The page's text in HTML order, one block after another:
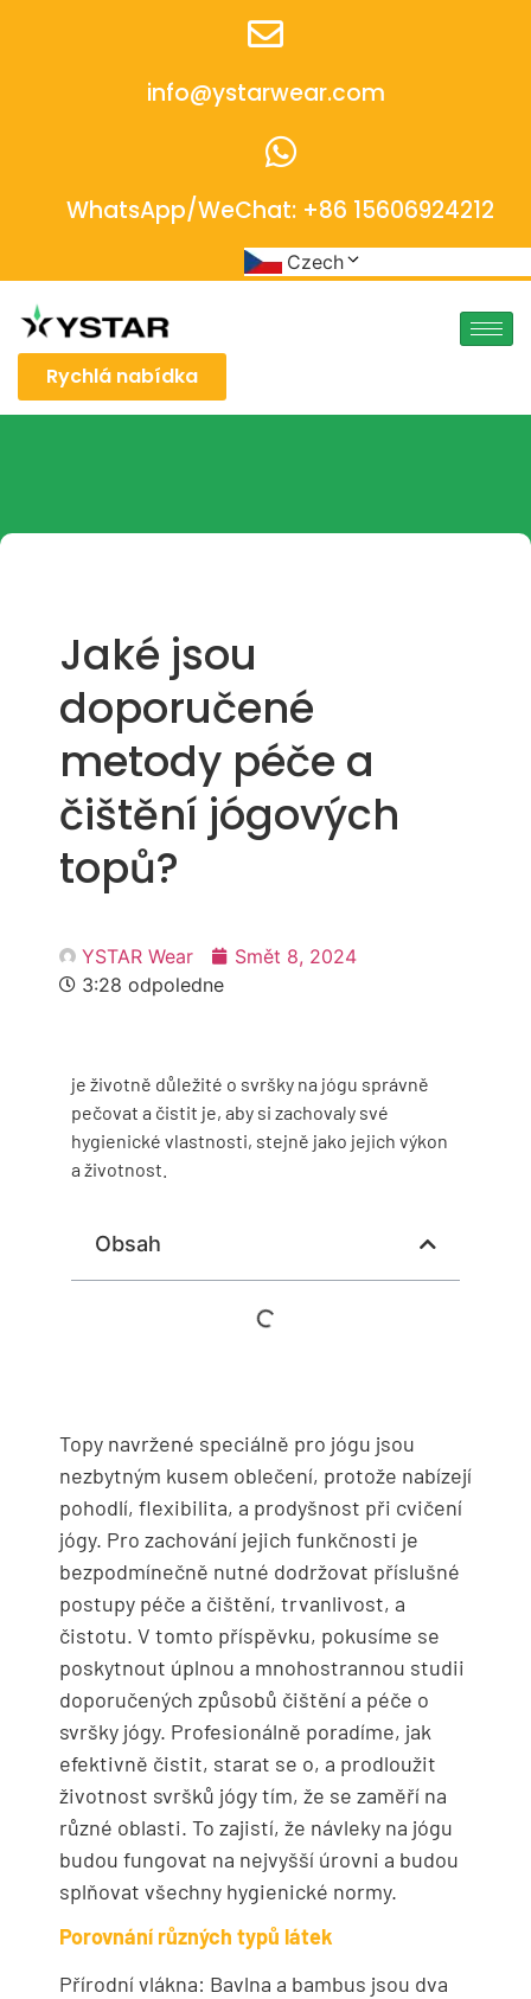
info@ystarwear.com
WhatsApp/WeChat: +86 15606924212
Czech
Rychlá nabídka
Jaké jsou
doporučené
metody péče a
čištění jógových
topů?
YSTAR Wear
Smět 8, 2024
3:28 odpoledne
je životně důležité o svršky na jógu správně
pečovat a čistit je, aby si zachovaly své
hygienické vlastnosti, stejně jako jejich výkon
a životnost.
Obsah
Topy navržené speciálně pro jógu jsou
nezbytným kusem oblečení, protože nabízejí
pohodlí, flexibilita, a prodyšnost při cvičení
jógy. Pro zachování jejich funkčnosti je
bezpodmínečně nutné dodržovat příslušné
postupy péče a čištění, trvanlivost, a
čistotu. V tomto příspěvku, pokusíme se
poskytnout úplnou a mnohostrannou studii
doporučených způsobů čištění a péče o
svršky jógy. Profesionálně poradíme, jak
efektivně čistit, starat se o, a prodloužit
životnost svršků jógy tím, že se zaměří na
různé oblasti. To zajistí, že návleky na jógu
budou fungovat na nejvyšší úrovni a budou
splňovat všechny hygienické normy.
Porovnání různých typů látek
Přírodní vlákna: Bavlna a bambus jsou dva